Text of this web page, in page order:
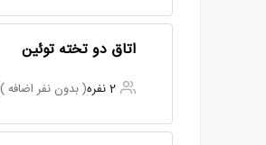
اتاق دو تخته توئین
2 نفره ( بدون نفر اضافه )